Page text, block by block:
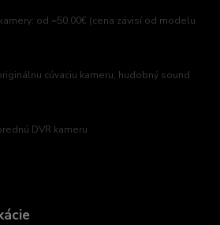
od =50,00€ (cena závisí od modelu
cúvaciu kameru, hudobný sound
DVR kameru